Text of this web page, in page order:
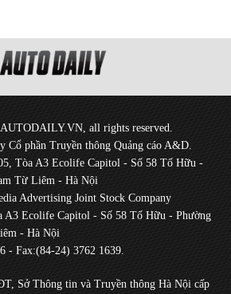
all rights reserved.
Cổ phần Truyền thông Quảng cáo A&D.
Tòa A3 Ecolife Capitol - Số 58 Tố Hữu -
Từ Liêm - Hà Nội
Advertising Joint Stock Company
A3 Ecolife Capitol - Số 58 Tố Hữu - Phường
- Hà Nội
- Fax:(84-24) 3762 1639.
Sở Thông tin và Truyền thông Hà Nội cấp